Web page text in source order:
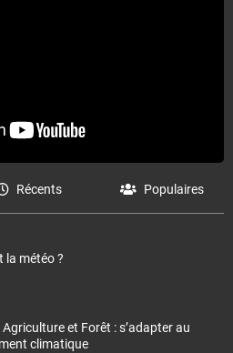
Récents Populaires
la météo ?
et Forêt : s’adapter au
climatique